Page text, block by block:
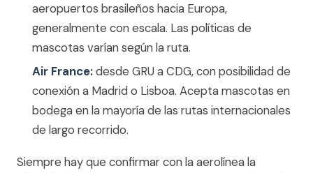
aeropuertos brasileños hacia Europa,
generalmente con escala. Las políticas de
mascotas varían según la ruta.
Air France:desde GRU a CDG, con posibilidad de
conexión a Madrid o Lisboa. Acepta mascotas en
bodega en la mayoría de las rutas internacionales
de largo recorrido.
Siempre hay que confirmar con la aerolínea la